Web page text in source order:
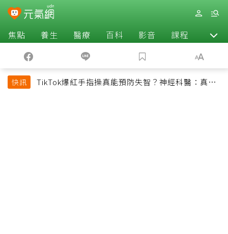
焦點 養生 醫療 百科 影音 課程 退休
快訊
TikTok爆紅手指操真能預防失智？神經科醫：真正